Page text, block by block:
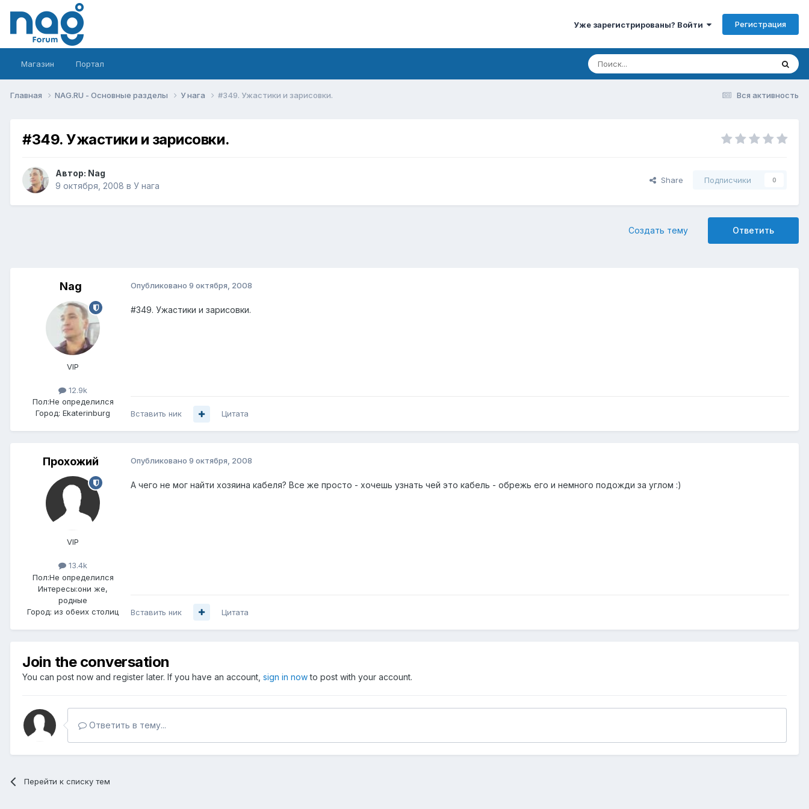
Уже зарегистрированы? Войти Регистрация
Магазин Портал
Вся активность
Главная NAG.RU - Основные разделы У нага #349. Ужастики и зарисовки.
#349. Ужастики и зарисовки.
Автор: Nag
9 октября, 2008 в У нага
Share Подписчики 0
Ответить
Создать тему
Nag
VIP
12.9k
Пол:Не определился
Город: Ekaterinburg
Опубликовано 9 октября, 2008
#349. Ужастики и зарисовки.
Вставить ник Цитата
Прохожий
VIP
13.4k
Пол:Не определился
Интересы:они же,
родные
Город: из обеих столиц
Опубликовано 9 октября, 2008
А чего не мог найти хозяина кабеля? Все же просто - хочешь узнать чей это кабель - обрежь его и немного подожди за углом :)
Вставить ник Цитата
Join the conversation
You can post now and register later. If you have an account, sign in nowto post with your account.
Ответить в тему...
Перейти к списку тем